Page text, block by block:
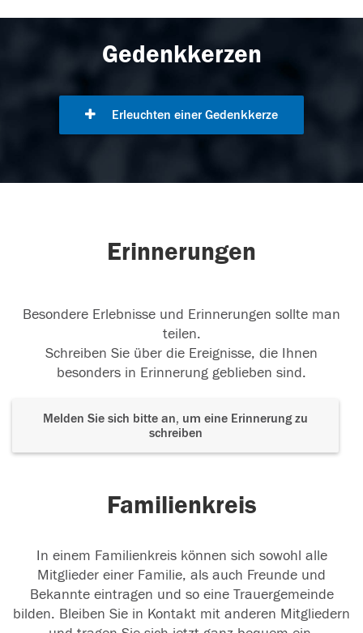
Gedenkkerzen
Erleuchten einer Gedenkkerze
Erinnerungen
Besondere Erlebnisse und Erinnerungen sollte man
teilen.
Schreiben Sie über die Ereignisse, die Ihnen
besonders in Erinnerung geblieben sind.
Melden Sie sich bitte an, um eine Erinnerung zu
schreiben
Familienkreis
In einem Familienkreis können sich sowohl alle
Mitglieder einer Familie, als auch Freunde und
Bekannte eintragen und so eine Trauergemeinde
bilden. Bleiben Sie in Kontakt mit anderen Mitgliedern